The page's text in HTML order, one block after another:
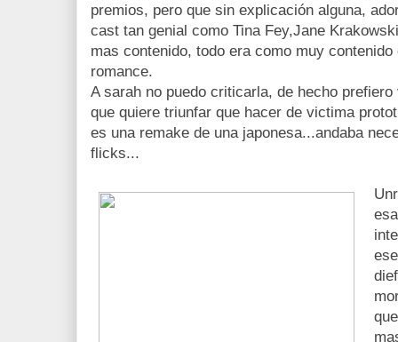
premios, pero que sin explicación alguna,
cast tan genial como Tina Fey,Jane
mas contenido, todo era como muy
romance.
A sarah no puedo criticarla, de hecho
que quiere triunfar que hacer de victima
es una remake de una japonesa...andaba
flicks...